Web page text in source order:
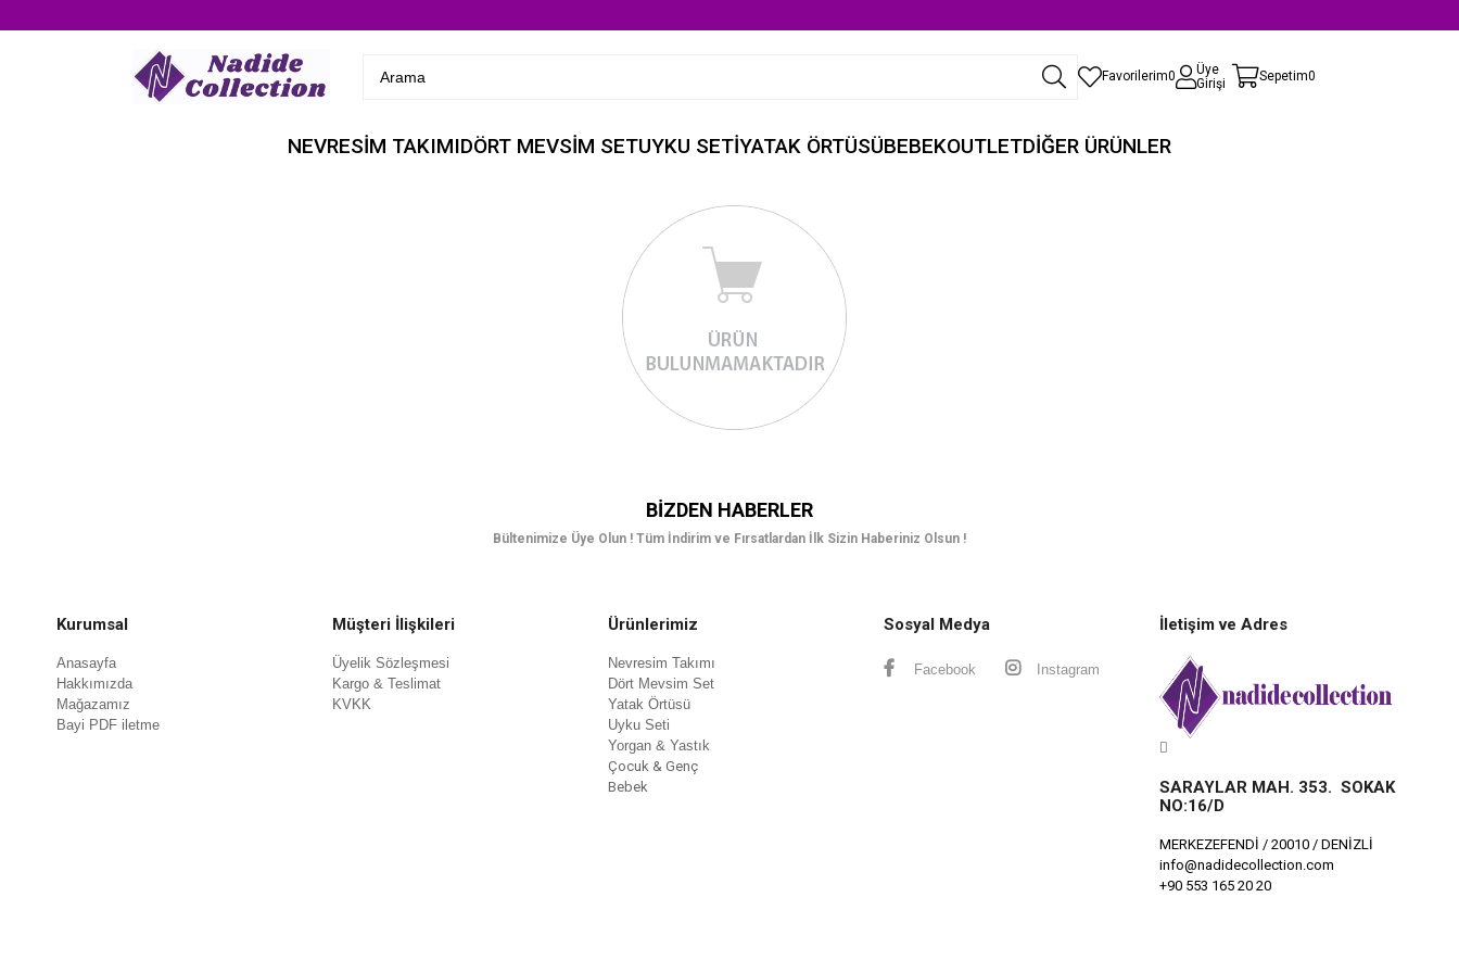
Favorilerim0
Üye
Girişi
Sepetim0
NEVRESİM TAKIMIDÖRT MEVSİM SETUYKU SETİYATAK ÖRTÜSÜBEBEKOUTLETDİĞER ÜRÜNLER
BIZDEN HABERLER
Bültenimize Üye Olun ! Tüm İndirim ve Fırsatlardan İlk Sizin Haberiniz Olsun !
Kurumsal
Anasayfa
Hakkımızda
Mağazamız
Bayi PDF iletme
Müşteri İlişkileri
Üyelik Sözleşmesi
Kargo & Teslimat
KVKK
Ürünlerimiz
Nevresim Takımı
Dört Mevsim Set
Yatak Örtüsü
Uyku Seti
Yorgan & Yastık
Çocuk & Genç
Bebek
Sosyal Medya
Facebook Instagram
İletişim ve Adres
SARAYLAR MAH. 353. SOKAK
NO:16/D
MERKEZEFENDİ / 20010 / DENİZLİ
info@nadidecollection.com
+90 553 165 20 20